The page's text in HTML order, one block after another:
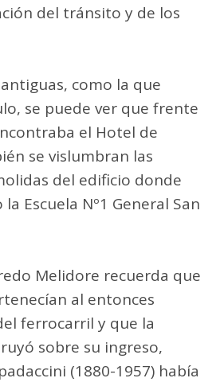
del tránsito y de los
como la que
se puede ver que frente
el Hotel de
se vislumbran las
del edificio donde
Escuela Nº1 General San
Melidore recuerda que
al entonces
ferrocarril y que la
sobre su ingreso,
(1880-1957) había